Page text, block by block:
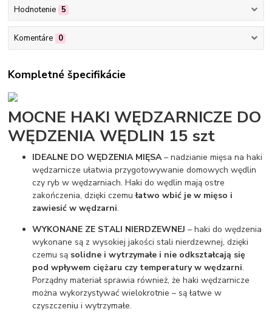
Hodnotenie 5
Komentáre 0
Kompletné špecifikácie
MOCNE HAKI WĘDZARNICZE DO
WĘDZENIA WĘDLIN 15 szt
IDEALNE DO WĘDZENIA MIĘSA– nadzianie mięsa na haki
wędzarnicze ułatwia przygotowywanie domowych wędlin
czy ryb w wędzarniach. Haki do wędlin mają ostre
zakończenia, dzięki czemu łatwo wbić je w mięso i
zawiesić w wędzarni.
WYKONANE ZE STALI NIERDZEWNEJ– haki do wędzenia
wykonane są z wysokiej jakości stali nierdzewnej, dzięki
czemu są solidne i wytrzymałe i nie odkształcają się
pod wpływem ciężaru czy temperatury w wędzarni.
Porządny materiał sprawia również, że haki wędzarnicze
można wykorzystywać wielokrotnie – są łatwe w
czyszczeniu i wytrzymałe.